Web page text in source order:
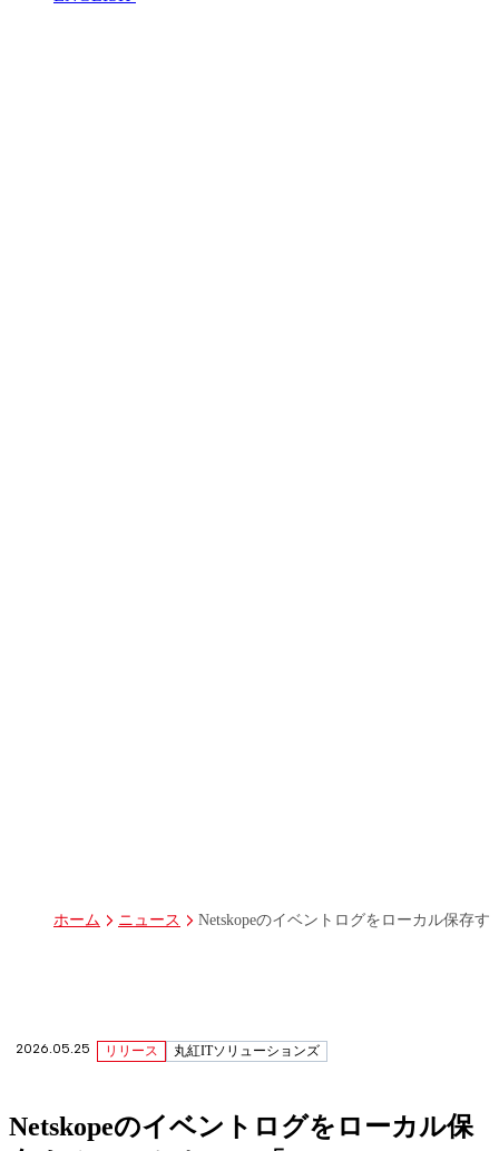
ホーム ニュース Netskopeのイベントログをローカル保存
2026.05.25 リリース 丸紅ITソリューションズ
Netskopeのイベントログをローカル保